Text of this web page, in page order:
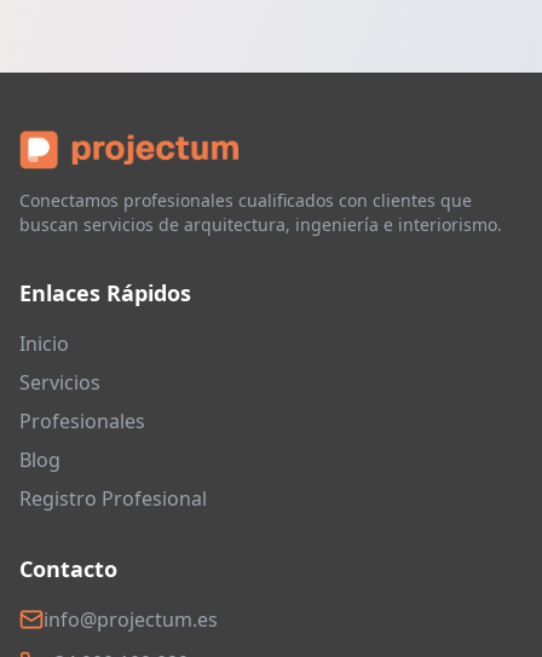
Conectamos profesionales cualificados con clientes que
buscan servicios de arquitectura, ingeniería e interiorismo.
Enlaces Rápidos
Inicio
Servicios
Profesionales
Blog
Registro Profesional
Contacto
info@projectum.es